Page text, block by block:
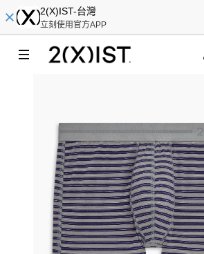
2(X)IST-台灣
立刻使用官方APP